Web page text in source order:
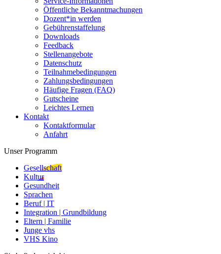
Öffentliche Bekanntmachungen
Dozent*in werden
Gebührenstaffelung
Downloads
Feedback
Stellenangebote
Datenschutz
Teilnahmebedingungen
Zahlungsbedingungen
Häufige Fragen (FAQ)
Gutscheine
Leichtes Lernen
Kontakt
Kontaktformular
Anfahrt
Unser Programm
Gesellschaft
Kultur
Gesundheit
Sprachen
Beruf | IT
Integration | Grundbildung
Eltern | Familie
Junge vhs
VHS Kino